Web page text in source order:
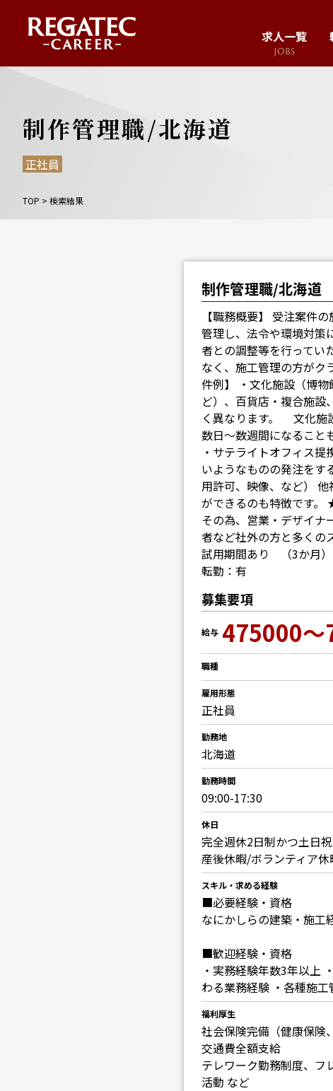
求人一覧
JOBS
制作管理職/北海道
正社員
TOP > 検索結果
制作管理職/北海道
【職務概要】 受注案件
管理し、法令や環境対策
者との調整等を行ってい
なく、施工管理の方がク
件例】 ・文化施設（博
ど）、百貨店・複合施
く異なります。 文化施
数日～数週間になること
・サテライトオフィス
いようなものの発注をす
用許可、映像、など）
ができるのも特徴です。
その為、営業・デザイナ
者など社外の方と多くの
試用期間あり （3か月
転勤：有
募集要項
給与 475000
職種
雇用形態
正社員
勤務地
北海道
勤務時間
09:00-17:30
休日
完全週休2日制かつ土日
産後休暇/ボランティア
スキル・求める経験
■必要経験・資格
なにかしらの建築・施工
■歓迎経験・資格
・実務経験年数3年以上
わる業務経験 ・各種施
福利厚生
社会保険完備（健康保険
交通費全額支給
テレワーク勤務制度、フ
活動 など